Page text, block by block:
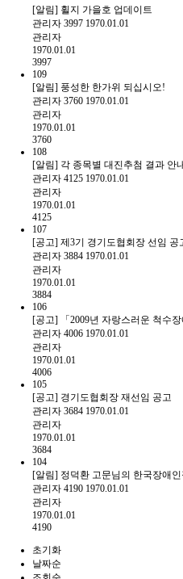
[알림] 휠지 가을호 업데이트
관리자 3997 1970.01.01
관리자
1970.01.01
3997
109
[알림] 풍성한 한가위 되십시오!
관리자 3760 1970.01.01
관리자
1970.01.01
3760
108
[알림] 각 종목별 대진추첨 결과 안
관리자 4125 1970.01.01
관리자
1970.01.01
4125
107
[공고] 제3기 경기도협회장 선임 공
관리자 3884 1970.01.01
관리자
1970.01.01
3884
106
[공고] 「2009년 자랑스러운 척수
관리자 4006 1970.01.01
관리자
1970.01.01
4006
105
[공고] 경기도협회장 재선임 공고
관리자 3684 1970.01.01
관리자
1970.01.01
3684
104
[알림] 정덕환 고문님의 한국장애
관리자 4190 1970.01.01
관리자
1970.01.01
4190
초기화
날짜순